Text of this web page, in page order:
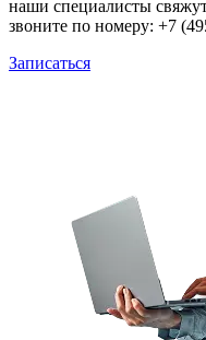
наши специалисты
звоните по номеру: +7
Записаться